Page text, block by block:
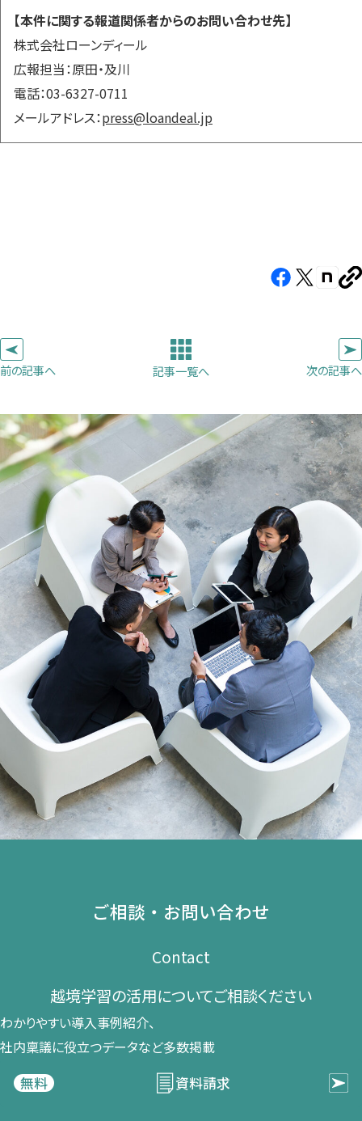
【本件に関する報道関係者からのお問い合わせ先】
株式会社ローンディール
広報担当：原田・及川
電話：03-6327-0711
メールアドレス：press@loandeal.jp
Facebook（新
き
ま
す）
X（新
き
ま
す）
note（新
で
き
ま
す）
ー
前の記事へ 記事一覧へ 次の記事へ
ご相談・お問い合わせ
Contact
越境学習の​活用に​ついて​ご相談ください​
わかりやすい導入事例紹介、​
社内稟議に​役立つデータなど​多数掲載
無料
資料請求